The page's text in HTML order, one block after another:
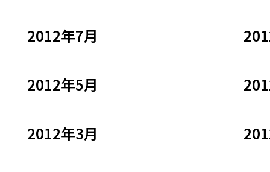
2012年7月
2012年5月
2012年3月